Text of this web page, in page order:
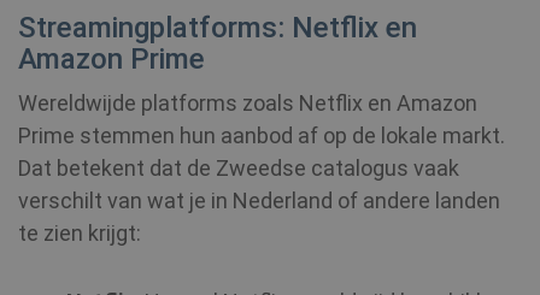
Streamingplatforms: Netflix en
Amazon Prime
Wereldwijde platforms zoals Netflix en Amazon
Prime stemmen hun aanbod af op de lokale markt.
Dat betekent dat de Zweedse catalogus vaak
verschilt van wat je in Nederland of andere landen
te zien krijgt: